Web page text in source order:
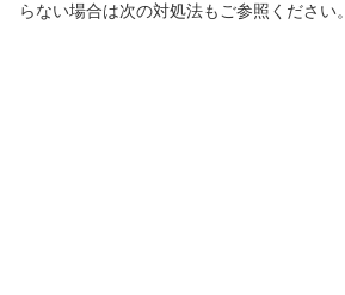
らない場合は次の対処法もご参照ください。